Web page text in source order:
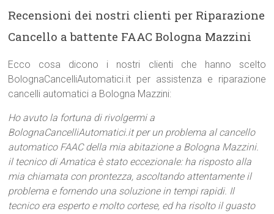
Recensioni dei nostri clienti per Riparazione
Cancello a battente FAAC Bologna Mazzini
Ecco cosa dicono i nostri clienti che hanno scelto
BolognaCancelliAutomatici.it per assistenza e riparazione
cancelli automatici a Bologna Mazzini:
Ho avuto la fortuna di rivolgermi a
BolognaCancelliAutomatici.it per un problema al cancello
automatico FAAC della mia abitazione a Bologna Mazzini.
il tecnico di Amatica è stato eccezionale: ha risposto alla
mia chiamata con prontezza, ascoltando attentamente il
problema e fornendo una soluzione in tempi rapidi. Il
tecnico era esperto e molto cortese, ed ha risolto il guasto